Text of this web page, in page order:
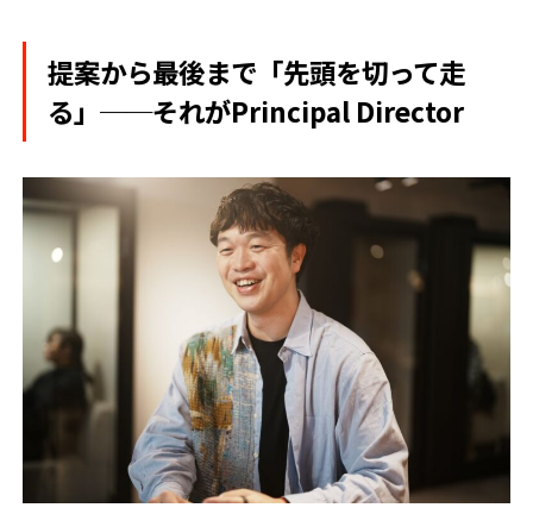
提案から最後まで「先頭を切って走
る」──それがPrincipal Director